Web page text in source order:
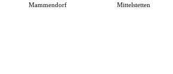
Mammendorf Mittelstetten